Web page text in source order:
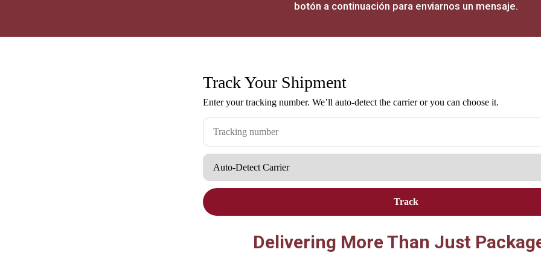
botón a continuación para enviarnos un mensaje.
Track Your Shipment
Enter your tracking number. We’ll auto-detect the carrier or you can choose it.
Track
Delivering More Than Just